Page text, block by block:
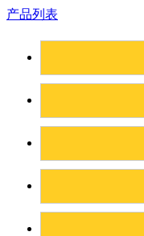
产品列表